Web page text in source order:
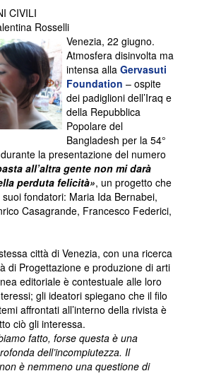
CIVILI
Rosselli
Venezia, 22 giugno.
Atmosfera disinvolta ma
intensa alla Gervasuti
Foundation – ospite
dei padiglioni dell’Iraq e
della Repubblica
Popolare del
Bangladesh per la 54°
la presentazione del numero
all’altra gente non mi darà
perduta felicità», un progetto che
fondatori: Maria Ida Bernabei,
Casagrande, Francesco Federici,
città di Venezia, con una ricerca
di Progettazione e produzione di arti
editoriale è contestuale alle loro
gli ideatori spiegano che il filo
affrontati all’interno della rivista è
ciò gli interessa.
fatto, forse questa è una
dell’incompiutezza. Il
è nemmeno una questione di